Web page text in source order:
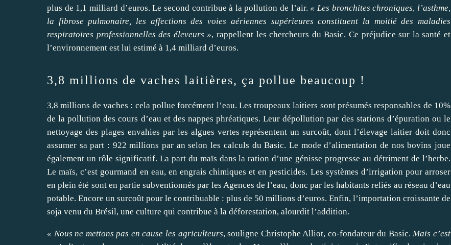
plus de 1,1 milliard d’euros. Le second contribue à la pollution de l’air. « Les bronchites chroniques, l’asthme,
la fibrose pulmonaire, les affections des voies aériennes supérieures constituent la moitié des maladies
respiratoires professionnelles des éleveurs », rappellent les chercheurs du Basic. Ce préjudice sur la santé et
l’environnement est lui estimé à 1,4 milliard d’euros.
3,8 millions de vaches laitières, ça pollue beaucoup !
3,8 millions de vaches : cela pollue forcément l’eau. Les troupeaux laitiers sont présumés responsables de 10%
de la pollution des cours d’eau et des nappes phréatiques. Leur dépollution par des stations d’épuration ou le
nettoyage des plages envahies par les algues vertes représentent un surcoût, dont l’élevage laitier doit donc
assumer sa part : 922 millions par an selon les calculs du Basic. Le mode d’alimentation de nos bovins joue
également un rôle significatif. La part du maïs dans la ration d’une génisse progresse au détriment de l’herbe.
Le maïs, c’est gourmand en eau, en engrais chimiques et en pesticides. Les systèmes d’irrigation pour arroser
en plein été sont en partie subventionnés par les Agences de l’eau, donc par les habitants reliés au réseau d’eau
potable. Encore un surcoût pour le contribuable : plus de 50 millions d’euros. Enfin, l’importation croissante de
soja venu du Brésil, une culture qui contribue à la déforestation, alourdit l’addition.
« Nous ne mettons pas en cause les agriculteurs, souligne Christophe Alliot, co-fondateur du Basic.Mais c’est